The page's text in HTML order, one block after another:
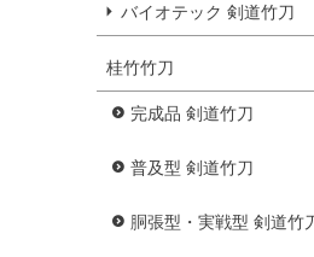
バイオテック 剣道竹刀
桂竹竹刀
完成品 剣道竹刀
普及型 剣道竹刀
胴張型・実戦型 剣道竹